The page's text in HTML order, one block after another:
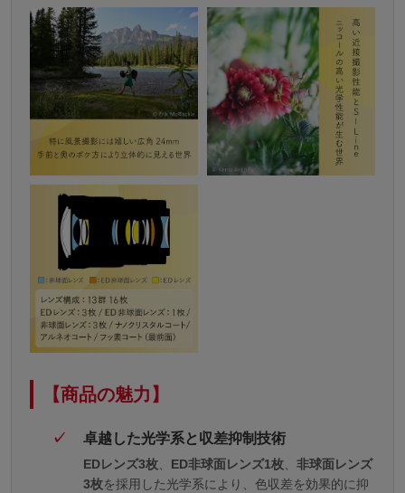
【商品の魅力】
卓越した光学系と収差抑制技術
EDレンズ3枚、 ED非球面レンズ1枚、 非球面レンズ
3枚を採用した光学系により、色収差を効果的に抑